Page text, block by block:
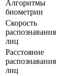
Алгоритмы
биометрии
Скорость
распознавания
лиц
Расстояние
распознавания
лиц